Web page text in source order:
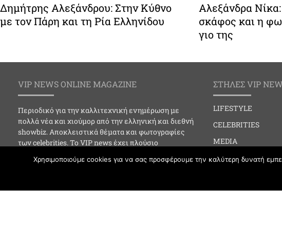
Δημήτρης Αλεξάνδρου: Στην Κύθνο
με τον Πάρη και τη Ρία Ελληνίδου
Αλεξάνδρα
σκάφος και η
γιο της
VIP NEWS ONLINE MAGAZINE
Περιοδικό για την καλλιτεχνική ενημέρωση με
πολλά νέα και χιούμορ από την ελληνική και διεθνή
showbiz. Αποκλειστικά θέματα και φωτογραφίες
των celebrities. Το VIP news έχει πλούσιο
Social events, Celebrities, Clubbing, Media,
ΣΤΗΛΕΣ VIP
LIFESTYLE
CELEBRITIES
MEDIA
SOCIAL EVENTS
FASHION
Χρησιμοποιούμε cookies για να σας προσφέρουμε την καλύτερη δυνατή